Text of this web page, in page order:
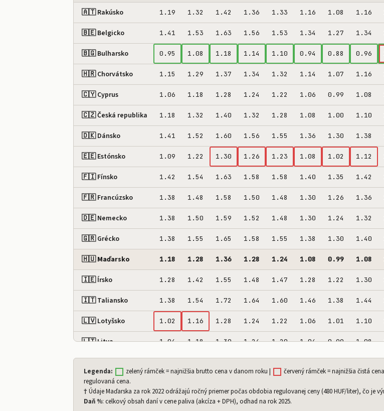
🇦🇹 Rakúsko 1.19 1.32 1.42 1.36 1.33 1.16 1.08 1.16
🇧🇪 Belgicko 1.41 1.53 1.63 1.56 1.53 1.34 1.27 1.34
🇧🇬 Bulharsko 0.95 1.08 1.18 1.14 1.10 0.94 0.88 0.96
🇭🇷 Chorvátsko 1.15 1.29 1.37 1.34 1.32 1.14 1.07 1.16
🇨🇾 Cyprus 1.06 1.18 1.28 1.24 1.22 1.06 0.99 1.08
🇨🇿 Česká republika 1.18 1.32 1.40 1.32 1.28 1.08 1.00 1.10
🇩🇰 Dánsko 1.41 1.52 1.60 1.56 1.55 1.36 1.30 1.38
🇪🇪 Estónsko 1.09 1.22 1.30 1.26 1.23 1.08 1.02 1.12
🇫🇮 Fínsko 1.42 1.54 1.63 1.58 1.58 1.40 1.35 1.42
🇫🇷 Francúzsko 1.38 1.48 1.58 1.50 1.48 1.30 1.26 1.36
🇩🇪 Nemecko 1.38 1.50 1.59 1.52 1.48 1.30 1.24 1.32
🇬🇷 Grécko 1.38 1.55 1.65 1.58 1.55 1.38 1.30 1.40
🇭🇺 Maďarsko 1.18 1.28 1.36 1.28 1.24 1.08 0.99 1.08
🇮🇪 Írsko 1.28 1.42 1.55 1.48 1.47 1.28 1.22 1.30
🇮🇹 Taliansko 1.38 1.54 1.72 1.64 1.60 1.46 1.38 1.44
🇱🇻 Lotyšsko 1.02 1.16 1.28 1.24 1.22 1.06 1.01 1.10
🇱🇹 Litva 1.04 1.18 1.30 1.24 1.20 1.04 0.99 1.08
🇲🇹 Malta
🇳🇱 Holandsko 1.56 1.68 1.77 1.72 1.68
Legenda: zelený rámček = najnižšia brutto cena v danom roku | červený rámček = najnižšia čistá
regulovaná cena.
† Údaje Maďarska za rok 2022 odrážajú ročný priemer počas obdobia regulovanej ceny (480 HUF/liter), čo je
Daň %: celkový obsah daní v cene paliva (akcíza + DPH), odhad na rok 2025.